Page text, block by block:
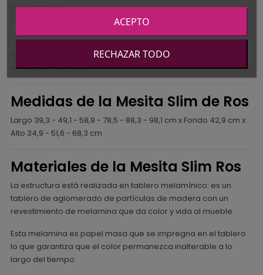
Elige medida
Indica color y tirador elegido (los tiradores con cargo
NO INCLUYE CABEZALES NI CAMAS NI ELEMENTOS DECORATIVOS.
NO INCLUYE MONTAJE
Medidas de la Mesita Slim de Ros
Largo 39,3 - 49,1 - 58,9 - 78,5 - 88,3 - 98,1 cm x Fondo 42,9 cm x
Alto 34,9 - 51,6 - 68,3 cm
Materiales de la Mesita Slim Ros
La estructura está realizada en tablero melamínico: es un
tablero de aglomerado de partículas de madera con un
revestimiento de melamina que da color y vida al mueble.
Esta melamina es papel masa que se impregna en el tablero
lo que garantiza que el color permanezca inalterable a lo
largo del tiempo.
RECHAZAR TODO
ACEPTO